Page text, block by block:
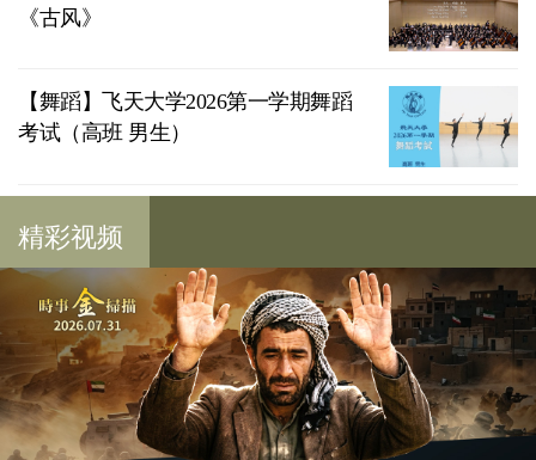
《古风》
【舞蹈】飞天大学2026第一学期舞蹈
考试（高班 男生）
精彩视频